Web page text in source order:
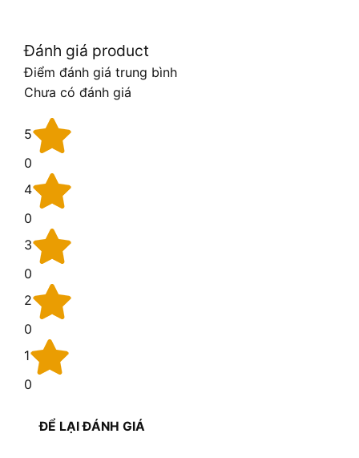
Đánh giá product
Điểm đánh giá trung bình
Chưa có đánh giá
5
0
4
0
3
0
2
0
1
0
ĐỂ LẠI ĐÁNH GIÁ